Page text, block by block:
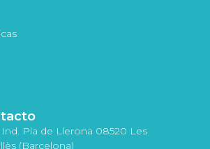
Ind. Pla de Llerona 08520 Les
(Barcelona)